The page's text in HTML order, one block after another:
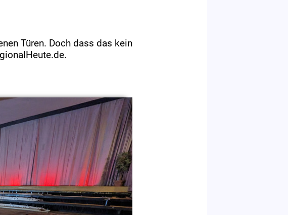
Türen. Doch dass das kein